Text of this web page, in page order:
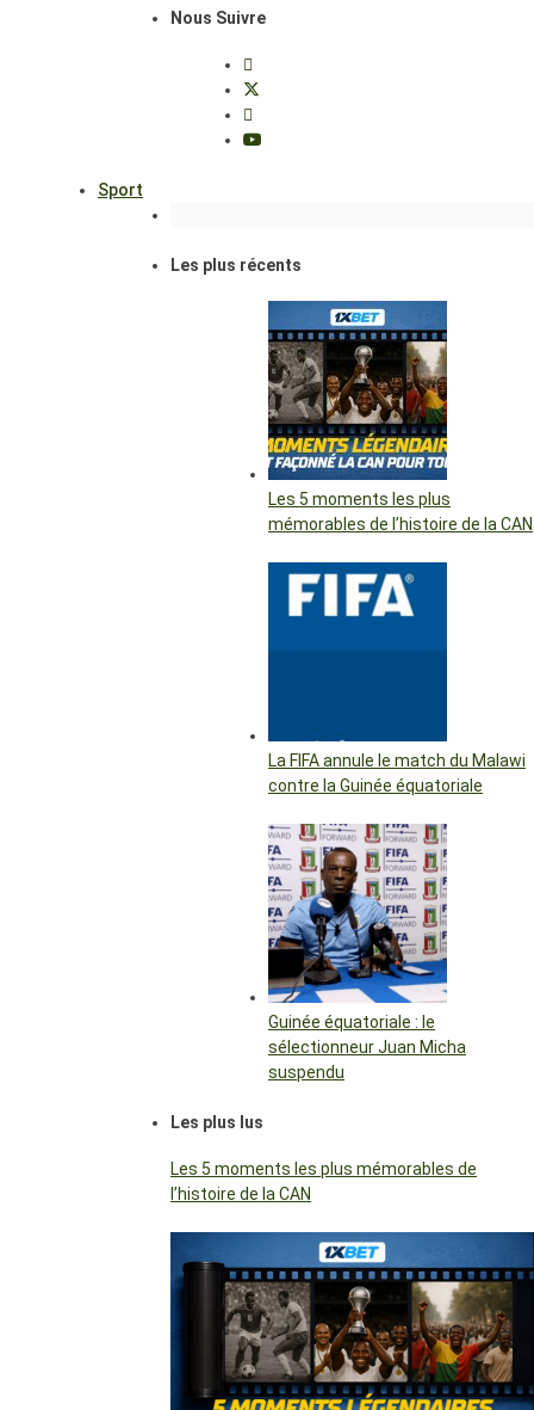
Nous Suivre
Sport
Les plus récents
Les 5 moments les plus
mémorables de l’histoire de la CAN
La FIFA annule le match du Malawi
contre la Guinée équatoriale
Guinée équatoriale : le
sélectionneur Juan Micha
suspendu
Les plus lus
Les 5 moments les plus mémorables de
l’histoire de la CAN